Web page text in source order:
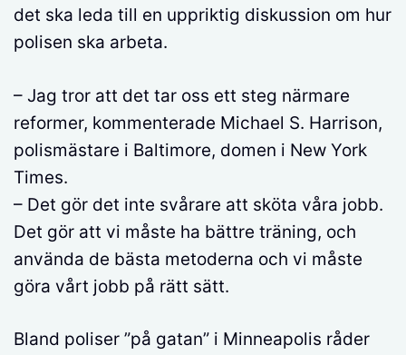
det ska leda till en uppriktig diskussion om hur
polisen ska arbeta.
– Jag tror att det tar oss ett steg närmare
reformer, kommenterade Michael S. Harrison,
polismästare i Baltimore, domen i New York
Times.
– Det gör det inte svårare att sköta våra jobb.
Det gör att vi måste ha bättre träning, och
använda de bästa metoderna och vi måste
göra vårt jobb på rätt sätt.
Bland poliser ”på gatan” i Minneapolis råder